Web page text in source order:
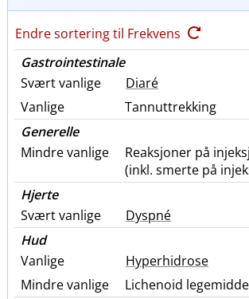
Endre sortering til Frekvens
Gastrointestinale
Svært vanlige
Diaré
Vanlige
Tannuttrekking
Generelle
Mindre vanlige
Reaksjoner på
(inkl. smerte på
Hjerte
Svært vanlige
Dyspné
Hud
Vanlige
Hyperhidrose
Mindre vanlige
Lichenoid